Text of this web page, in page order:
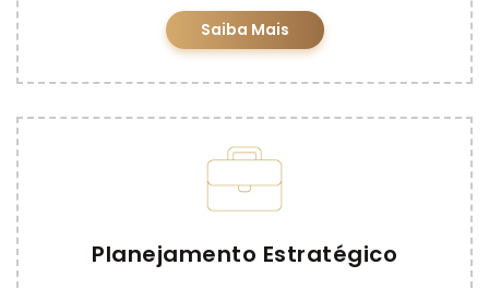
Saiba Mais
Planejamento Estratégico